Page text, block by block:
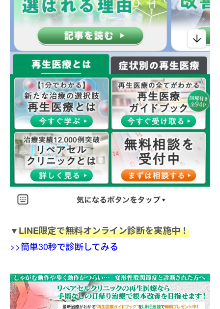
▼LINE限定で無料オンライン診断を実施中！
>>簡単30秒で診断してみる